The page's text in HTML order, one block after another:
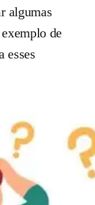
algumas
de
esses